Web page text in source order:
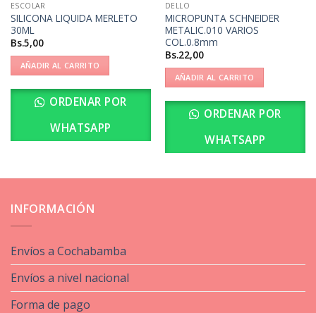
ESCOLAR
SILICONA LIQUIDA MERLETO
30ML
Bs.5,00
AÑADIR AL CARRITO
ORDENAR POR
WHATSAPP
DELLO
MICROPUNTA SCHNEIDER
METALIC.010 VARIOS
COL.0.8mm
Bs.22,00
AÑADIR AL CARRITO
ORDENAR POR
WHATSAPP
INFORMACIÓN
Envíos a Cochabamba
Envíos a nivel nacional
Forma de pago